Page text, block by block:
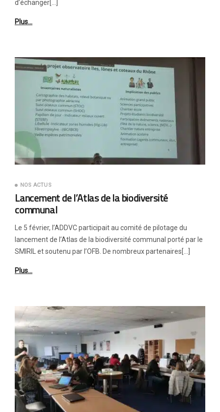
d’échanger[…]
Plus…
NOS ACTUS
Lancement de l’Atlas de la biodiversité
communal
Le 5 février, l’ADDVC participait au comité de pilotage du
lancement de l’Atlas de la biodiversité communal porté par le
SMIRIL et soutenu par l’OFB. De nombreux partenaires[…]
Plus…